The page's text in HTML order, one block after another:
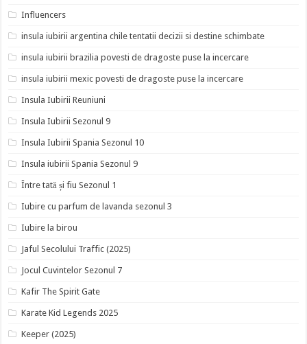
Influencers
insula iubirii argentina chile tentatii decizii si destine schimbate
insula iubirii brazilia povesti de dragoste puse la incercare
insula iubirii mexic povesti de dragoste puse la incercare
Insula Iubirii Reuniuni
Insula Iubirii Sezonul 9
Insula Iubirii Spania Sezonul 10
Insula iubirii Spania Sezonul 9
Între tată și fiu Sezonul 1
Iubire cu parfum de lavanda sezonul 3
Iubire la birou
Jaful Secolului Traffic (2025)
Jocul Cuvintelor Sezonul 7
Kafir The Spirit Gate
Karate Kid Legends 2025
Keeper (2025)